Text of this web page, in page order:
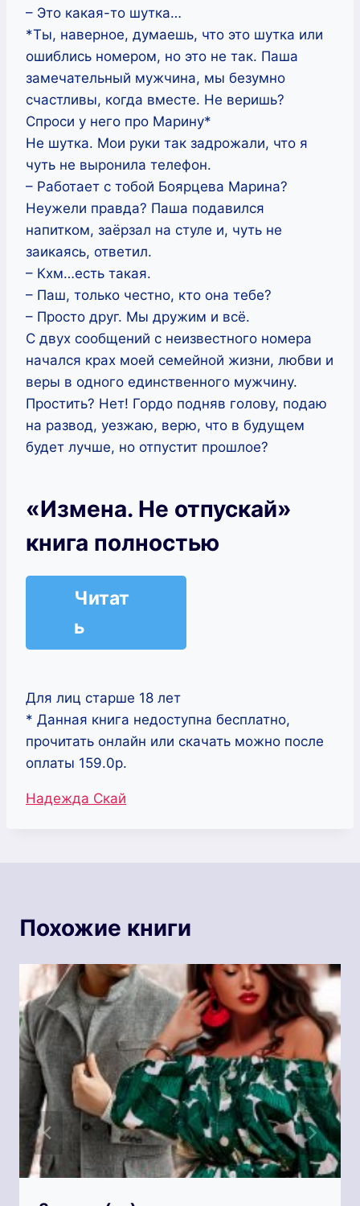
– Это какая-то шутка…
*Ты, наверное, думаешь, что это шутка или
ошиблись номером, но это не так. Паша
замечательный мужчина, мы безумно
счастливы, когда вместе. Не веришь?
Спроси у него про Марину*
Не шутка. Мои руки так задрожали, что я
чуть не выронила телефон.
– Работает с тобой Боярцева Марина?
Неужели правда? Паша подавился
напитком, заёрзал на стуле и, чуть не
заикаясь, ответил.
– Кхм…есть такая.
– Паш, только честно, кто она тебе?
– Просто друг. Мы дружим и всё.
С двух сообщений с неизвестного номера
начался крах моей семейной жизни, любви и
веры в одного единственного мужчину.
Простить? Нет! Гордо подняв голову, подаю
на развод, уезжаю, верю, что в будущем
будет лучше, но отпустит прошлое?
«Измена. Не отпускай»
книга полностью
Читат
ь
Для лиц старше 18 лет
* Данная книга недоступна бесплатно,
прочитать онлайн или скачать можно после
оплаты 159.0р.
Метки
Надежда Скай
Похожие книги